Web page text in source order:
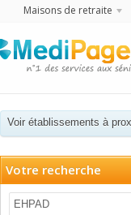
Maisons de retraite
Voir établissements à
Votre recherche
EHPAD